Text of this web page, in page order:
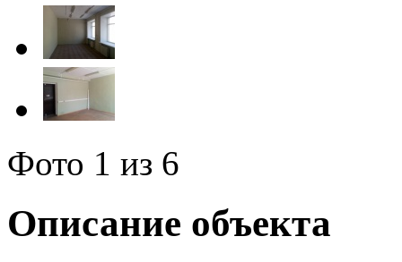
Фото 1 из 6
Описание объекта